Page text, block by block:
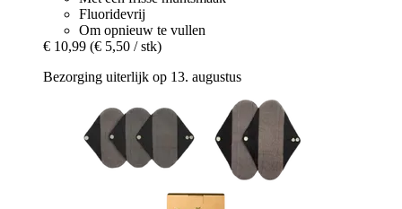
Fluoridevrij
Om opnieuw te vullen
€ 10,99 (€ 5,50 / stk)
Bezorging uiterlijk op 13. augustus